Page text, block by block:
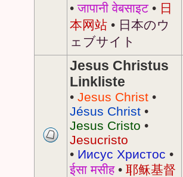
•जापानी वेबसाइट• 日
本网站 • 日本のウ
ェブサイト
Jesus Christus
Linkliste
• Jesus Christ •
Jésus Christ •
Jesus Cristo •
Jesucristo
• Иисус Христос •
ईसा मसीह• 耶稣基督